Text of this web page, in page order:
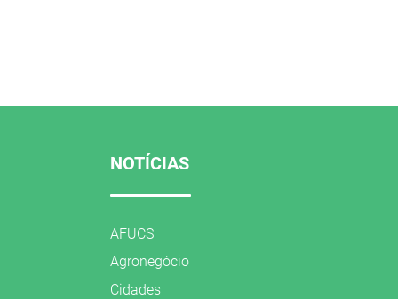
NOTÍCIAS
AFUCS
Agronegócio
Cidades